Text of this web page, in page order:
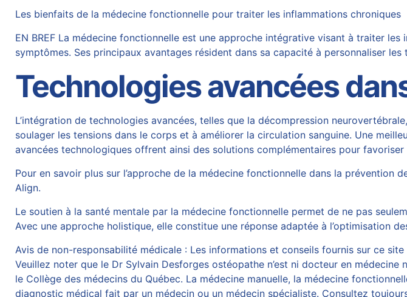
Les bienfaits de la médecine fonctionnelle pour traiter les inflammations chroniques
EN BREF La médecine fonctionnelle est une approche intégrative visant à traiter
symptômes. Ses principaux avantages résident dans sa capacité à personnaliser
Technologies avancées
L’intégration de technologies avancées, telles que ladécompression neurovertébrale
soulager les tensions dans le corps et à améliorer la circulation sanguine. Une
avancées technologiques offrent ainsi des solutions complémentaires pour
Pour en savoir plus sur l’approche de la médecine fonctionnelle dans la prévention
Align.
Le soutien à la santé mentale par la médecine fonctionnelle permet de ne pas
Avec une approche holistique, elle constitue une réponse adaptée à l’optimisation
Avis de non-responsabilité médicale : Les informations et conseils fournis sur ce
Veuillez noter que le Dr Sylvain Desforges ostéopathe n’est ni docteur en
le Collège des médecins du Québec. La médecine manuelle, la médecine
diagnostic médical fait par un médecin ou un médecin spécialiste. Consultez